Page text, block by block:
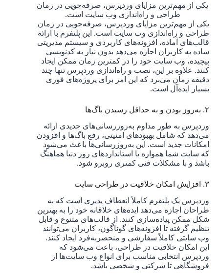
یکی از مهم‌ترین مزایای وردپرس، صرفه‌جویی در زمان
طراحی و راه‌اندازی وب سایت است.
یکی از مهم‌ترین مزایای وردپرس، صرفه‌جویی در زمان
طراحی و راه‌اندازی وب سایت است. این پلتفرم با ارائه
قالب‌های آماده، افزونه‌های کاربردی و سیستم مدیریتی
ساده به کاربران اجازه می‌دهد بدون نیاز به کدنویسی
پیچیده، وب سایت خود را در کمترین زمان ممکن ایجاد
کنند. علاوه بر این، نصب و راه‌اندازی وردپرس تنها چند
دقیقه زمان می‌برد که این امر برای پروژه‌های فوری
بسیار ایده‌آل است.
۲. به‌روز بودن و به حداقل رسیدن باگ‌ها
وردپرس به‌ طور مداوم به‌روزرسانی‌های جدیدی ارائه
می‌دهد که شامل بهبودهای امنیتی، رفع باگ‌ها و افزودن
امکانات جدید است. این به‌روزرسانی‌ها باعث می‌شود
که سایت شما همواره با استانداردهای روز دنیا هماهنگ
باشد و با مشکلات فنی کمتری روبرو شود.
۳. افزایش امکان خلاقیت در طراحی سایت
وردپرس یک پلتفرم کاملاً انعطاف ‌پذیری است که به
طراحان اجازه می‌دهد ایده‌های خلاقانه خود را به بهترین
شکل ممکن پیاده‌سازی کنند. از قالب‌های متنوع و قابل
تنظیم گرفته تا افزونه‌های گوناگون، کاربران می‌توانند
وب سایتی کاملاً سفارشی و منحصربه‌فرد ایجاد کنند.
این امکان خلاقیت در طراحی، باعث می‌شود که
وردپرس انتخابی مناسب برای انواع وب سایت‌ها از
فروشگاهی تا شرکتی و شخصی باشد.